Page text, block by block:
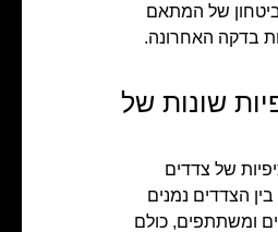
של המתאם
בדקה האחרונה.
שונות של
של צדדים
הצדדים נמנים
ומשתתפים, כולם